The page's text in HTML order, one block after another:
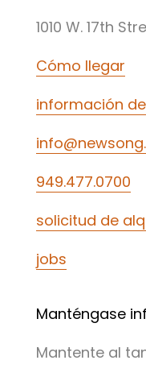
1010 W. 17th
Cómo llegar
información
949.477.0700
solicitud de
jobs
Manténgase
Mantente al